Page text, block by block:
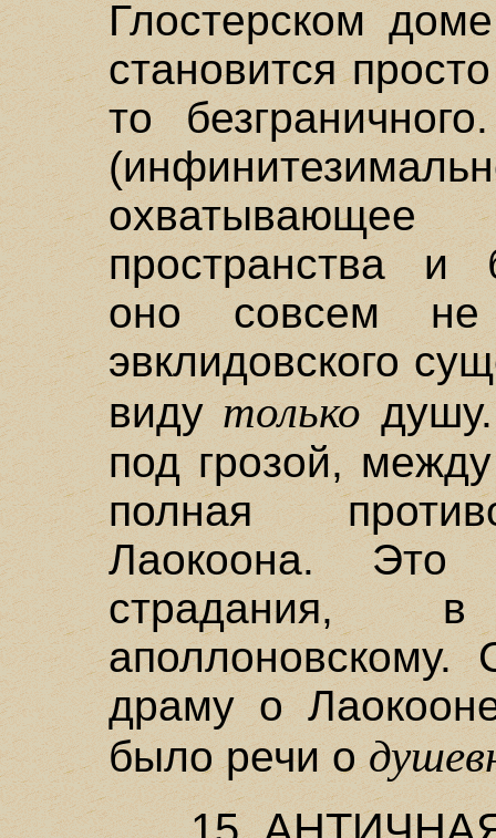
Глостерском
становится
то
пространства и
оно совсем не
эвклидовского
видутолькодушу.
под грозой,
полная
Лаокоона. Это
страдания, в
драму о
было речи о